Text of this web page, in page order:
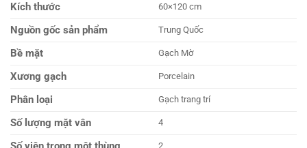
Kích thước 60×120 cm
Nguồn gốc sản phẩm Trung Quốc
Bề mặt Gạch Mờ
Xương gạch Porcelain
Phân loại Gạch trang trí
Số lượng mặt vân 4
2